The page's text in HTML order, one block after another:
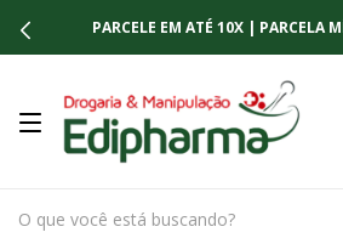
EM ATÉ 10X | PARCELA MÍNIMA DE 30,00